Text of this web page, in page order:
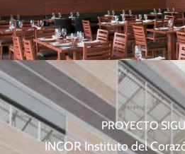
PROYECTO
INCOR Instituto del